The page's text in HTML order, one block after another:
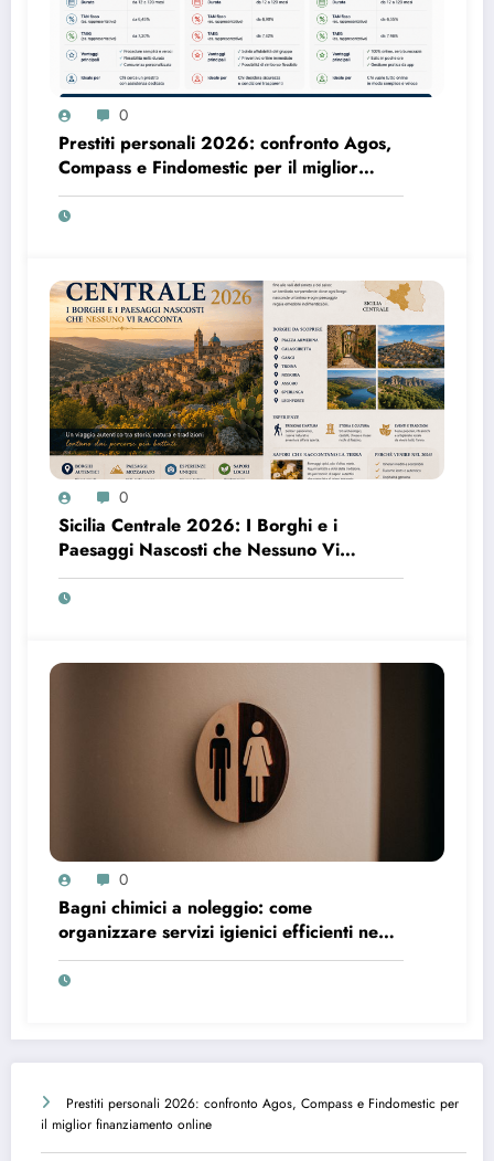
0
Prestiti personali 2026: confronto Agos,
Compass e Findomestic per il miglior
finanziamento online
0
Sicilia Centrale 2026: I Borghi e i
Paesaggi Nascosti che Nessuno Vi
Racconta
0
Bagni chimici a noleggio: come
organizzare servizi igienici efficienti negli
spazi temporanei
Prestiti personali 2026: confronto Agos, Compass e Findomestic per
il miglior finanziamento online